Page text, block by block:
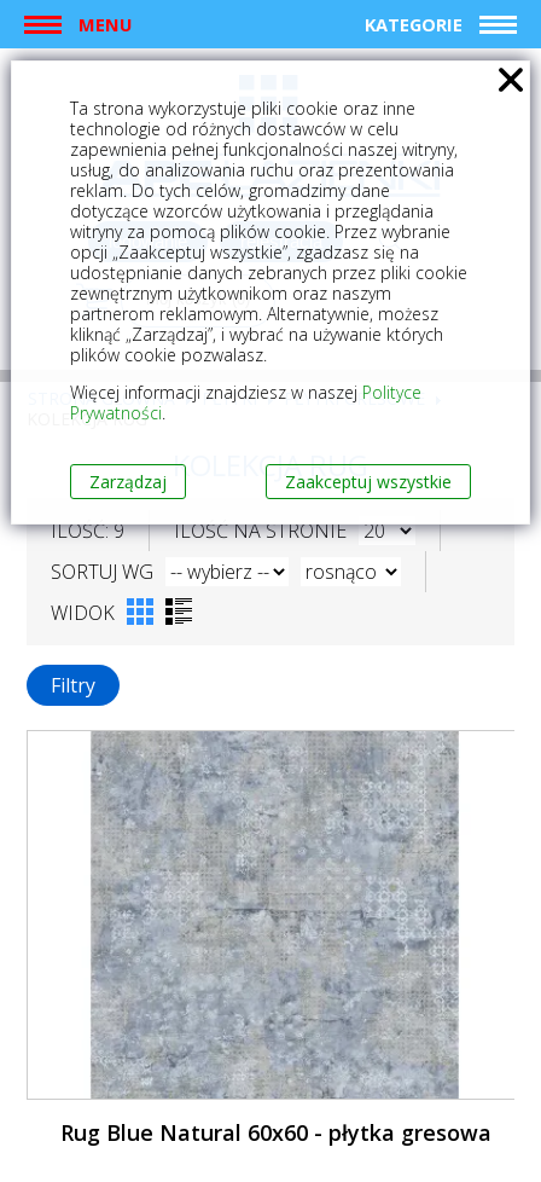
MENU KATEGORIE
logowanie rejestracja
Mój koszyk (0)
STRONA GŁÓWNA PŁYTKI
PŁYTKI GRESOWE
KOLEKCJA RUG
KOLEKCJA RUG
ILOŚĆ: 9
ILOŚĆ NA STRONIE
SORTUJ WG
WIDOK
Filtry
Rug Blue Natural 60x60 - płytka gresowa
Ta strona wykorzystuje pliki cookie oraz inne
technologie od różnych dostawców w celu
zapewnienia pełnej funkcjonalności naszej witryny,
usług, do analizowania ruchu oraz prezentowania
reklam. Do tych celów, gromadzimy dane
dotyczące wzorców użytkowania i przeglądania
witryny za pomocą plików cookie. Przez wybranie
opcji „Zaakceptuj wszystkie”, zgadzasz się na
udostępnianie danych zebranych przez pliki cookie
zewnętrznym użytkownikom oraz naszym
partnerom reklamowym. Alternatywnie, możesz
kliknąć „Zarządzaj”, i wybrać na używanie których
plików cookie pozwalasz.
Więcej informacji znajdziesz w naszej Polityce
Prywatności.
Zarządzaj Zaakceptuj wszystkie